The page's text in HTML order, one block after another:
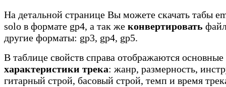
На детальной странице Вы можете скачать табы
solo в формате gp4, а так же конвертировать
другие форматы: gp3, gp4, gp5.
В таблице свойств справа отображаются основные
характеристики трека: жанр, размерность,
гитарный строй, басовый строй, темп и время